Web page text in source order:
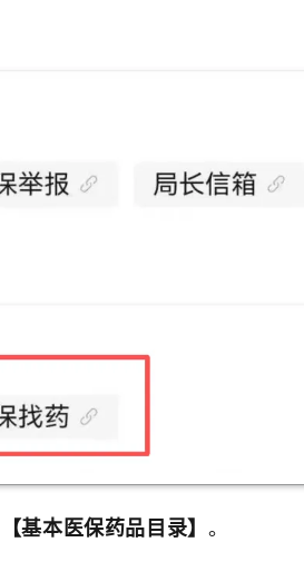
【基本医保药品目录】 。